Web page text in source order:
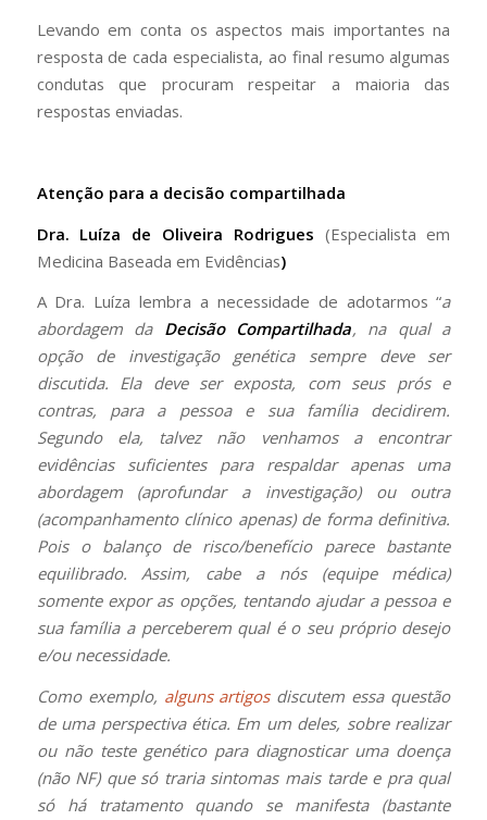
Levando em conta os aspectos mais importantes na
resposta de cada especialista, ao final resumo algumas
condutas que procuram respeitar a maioria das
respostas enviadas.
Atenção para a decisão compartilhada
Dra. Luíza de Oliveira Rodrigues (Especialista em
Medicina Baseada em Evidências)
A Dra. Luíza lembra a necessidade de adotarmos “a
abordagem da Decisão Compartilhada, na qual a
opção de investigação genética sempre deve ser
discutida. Ela deve ser exposta, com seus prós e
contras, para a pessoa e sua família decidirem.
Segundo ela, talvez não venhamos a encontrar
evidências suficientes para respaldar apenas uma
abordagem (aprofundar a investigação) ou outra
(acompanhamento clínico apenas) de forma definitiva.
Pois o balanço de risco/benefício parece bastante
equilibrado. Assim, cabe a nós (equipe médica)
somente expor as opções, tentando ajudar a pessoa e
sua família a perceberem qual é o seu próprio desejo
e/ou necessidade.
Como exemplo, alguns artigosdiscutem essa questão
de uma perspectiva ética. Em um deles, sobre realizar
ou não teste genético para diagnosticar uma doença
(não NF) que só traria sintomas mais tarde e pra qual
só há tratamento quando se manifesta (bastante